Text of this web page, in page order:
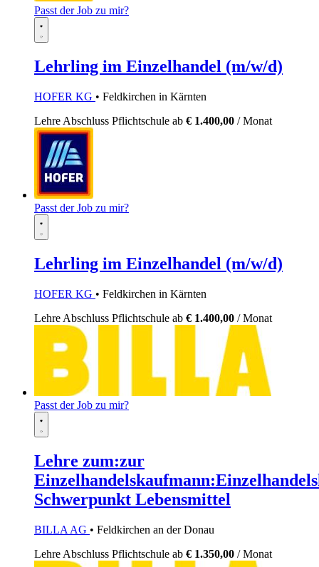
Passt der Job zu mir?
Lehrling im Einzelhandel (m/w/d)
HOFER KG • Feldkirchen in Kärnten
Lehre Abschluss Pflichtschule ab € 1.400,00 / Monat
Passt der Job zu mir?
Lehrling im Einzelhandel (m/w/d)
HOFER KG • Feldkirchen in Kärnten
Lehre Abschluss Pflichtschule ab € 1.400,00 / Monat
Passt der Job zu mir?
Lehre zum:zur
Schwerpunkt Lebensmittel
BILLA AG • Feldkirchen an der Donau
Lehre Abschluss Pflichtschule ab € 1.350,00 / Monat